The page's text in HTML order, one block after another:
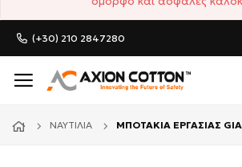
(+30) 210 2847280
ΝΑΥΤΙΛΊΑ ΜΠΟΤΑΚΙΑ ΕΡΓΑΣΙΑΣ